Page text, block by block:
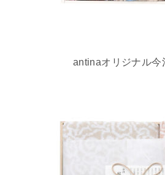
antinaオリジナル今